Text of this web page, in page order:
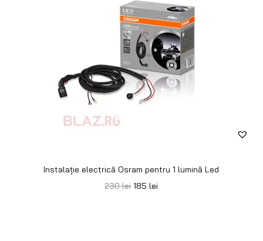
Instalație electrică Osram pentru 1 lumină Led
230lei 185lei